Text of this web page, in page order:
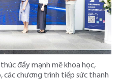
đẩy mạnh mẽ khoa học,
các chương trình tiếp sức thanh